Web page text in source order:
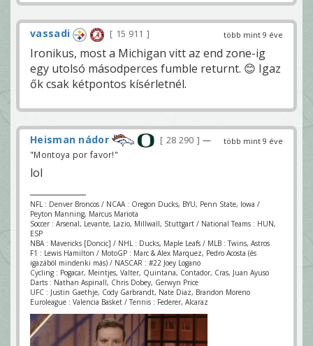
több mint 9 éve
vassadi 15 911
Ironikus, most a Michigan vitt az end zone-ig
egy utolsó másodperces fumble returnt. 😊 Igaz
ők csak kétpontos kísérletnél.
több mint 9 éve
Heisman nádor 28 290
—
"Montoya por favor!"
lol
NFL : Denver Broncos / NCAA : Oregon Ducks, BYU, Penn State, Iowa /
Peyton Manning, Marcus Mariota
Soccer : Arsenal, Levante, Lazio, Millwall, Stuttgart / National Teams : HUN,
ESP
NBA : Mavericks [Doncic] / NHL : Ducks, Maple Leafs / MLB : Twins, Astros
F1 : Lewis Hamilton / MotoGP : Marc & Alex Marquez, Pedro Acosta (és
igazából mindenki más) / NASCAR : #22 Joey Logano
Cycling : Pogacar, Meintjes, Valter, Quintana, Contador, Cras, Juan Ayuso
Darts : Nathan Aspinall, Chris Dobey, Gerwyn Price
UFC : Justin Gaethje, Cody Garbrandt, Nate Diaz, Brandon Moreno
Euroleague : Valencia Basket / Tennis : Federer, Alcaraz